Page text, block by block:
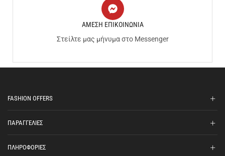
ΑΜΕΣΗ ΕΠΙΚΟΙΝΩΝΙΑ
Στείλτε μας μήνυμα στο Messenger
FASHION OFFERS
ΠΑΡΑΓΓΕΛΙΕΣ
ΠΛΗΡΟΦΟΡΙΕΣ